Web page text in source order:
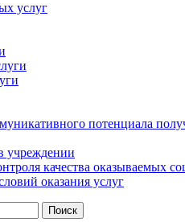
услуг
потенциала
учреждении
качества оказываемых
оказания услуг